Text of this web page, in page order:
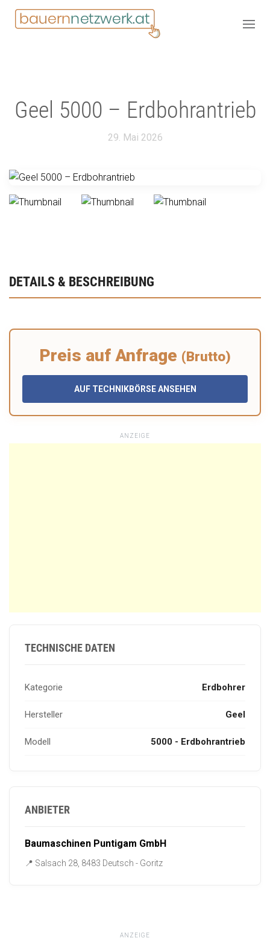
Geel 5000 – Erdbohrantrieb
29. Mai 2026
DETAILS & BESCHREIBUNG
Preis auf Anfrage (Brutto)
AUF TECHNIKBÖRSE ANSEHEN
ANZEIGE
TECHNISCHE DATEN
Kategorie Erdbohrer
Hersteller Geel
Modell 5000 - Erdbohrantrieb
ANBIETER
Baumaschinen Puntigam GmbH
📍 Salsach 28, 8483 Deutsch - Goritz
ANZEIGE